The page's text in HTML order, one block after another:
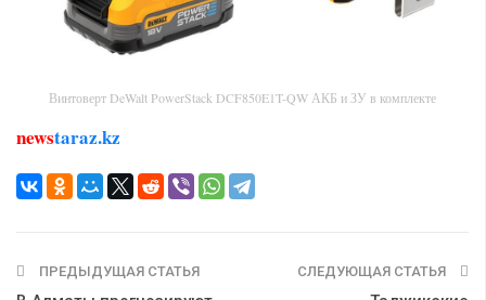
Винтоверт DeWalt PowerStack DCF850E1T-QW АКБ и ЗУ в комплекте
newstaraz.kz
ПРЕДЫДУЩАЯ СТАТЬЯ СЛЕДУЮЩАЯ СТАТЬЯ